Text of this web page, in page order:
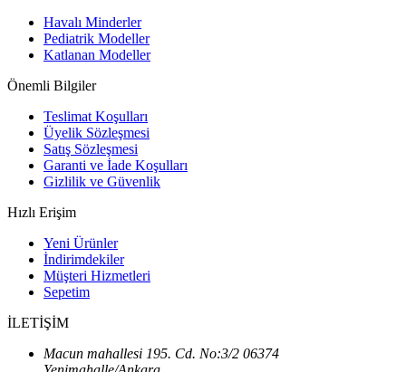
Havalı Minderler
Pediatrik Modeller
Katlanan Modeller
Önemli Bilgiler
Teslimat Koşulları
Üyelik Sözleşmesi
Satış Sözleşmesi
Garanti ve İade Koşulları
Gizlilik ve Güvenlik
Hızlı Erişim
Yeni Ürünler
İndirimdekiler
Müşteri Hizmetleri
Sepetim
İLETİŞİM
Macun mahallesi 195. Cd. No:3/2 06374